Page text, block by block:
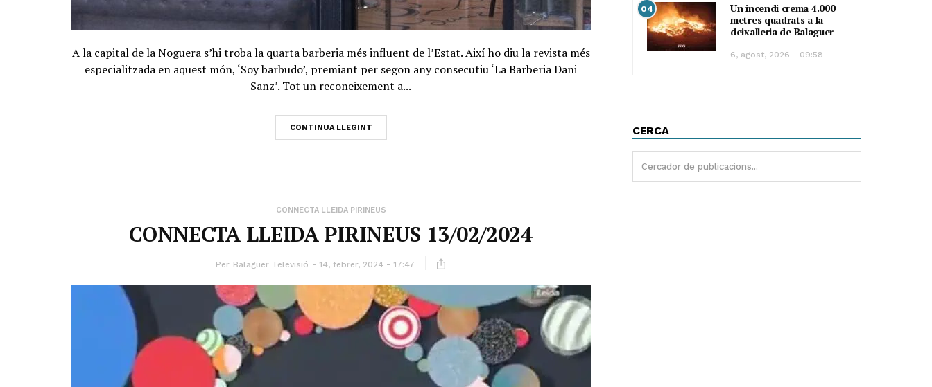
A la capital de la Noguera s’hi troba la quarta barberia més influent de l’Estat. Així ho diu la revista més
especialitzada en aquest món, ‘Soy barbudo’, premiant per segon any consecutiu ‘La Barberia Dani
Sanz’. Tot un reconeixement a...
CONTINUA LLEGINT
CONNECTA LLEIDA PIRINEUS
CONNECTA LLEIDA PIRINEUS 13/02/2024
Per Balaguer Televisió 14, febrer, 2024 - 17:47
04
Un incendi crema 4.000
metres quadrats a la
deixalleria de Balaguer
6, agost, 2026 - 09:58
CERCA